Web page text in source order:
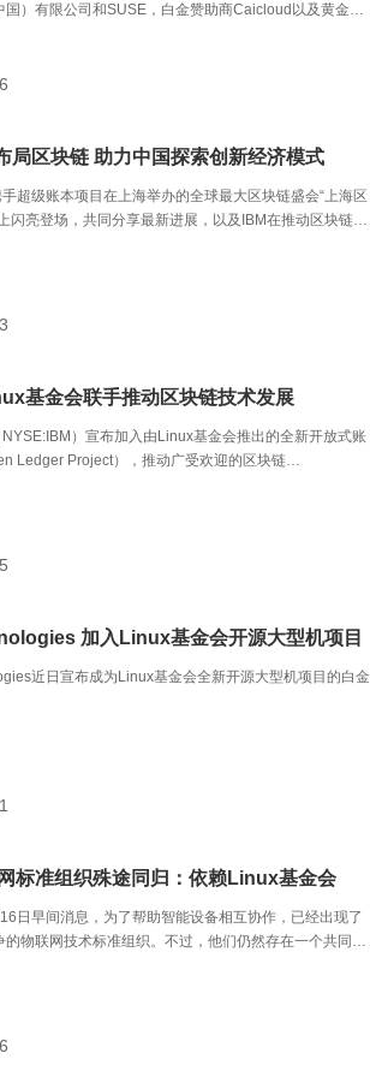
国）有限公司和SUSE，白金赞助商Caicloud以及黄金赞
局区块链 助力中国探索创新经济模式
超级账本项目在上海举办的全球最大区块链盛会“上海区
闪亮登场，共同分享最新进展，以及IBM在推动区块链技
基金会联手推动区块链技术发展
）宣布加入由Linux基金会推出的全新开放式账
Ledger Project），推动广受欢迎的区块链
加入Linux基金会开源大型机项目
近日宣布成为Linux基金会全新开源大型机项目的白金
标准组织殊途同归：依赖Linux基金会
日早间消息，为了帮助智能设备相互协作，已经出现了
的物联网技术标准组织。不过，他们仍然存在一个共同